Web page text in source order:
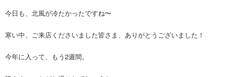
今日も、北風が冷たかったですね〜
寒い中、ご来店くださいました皆さま、ありがとうございました！
今年に入って、もう2週間。